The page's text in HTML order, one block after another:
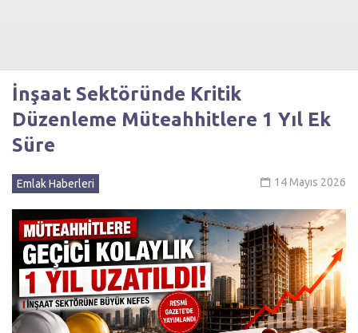
İnşaat Sektöründe Kritik
Düzenleme Müteahhitlere 1 Yıl Ek
Süre
14 Mayıs 2026
Emlak Haberleri